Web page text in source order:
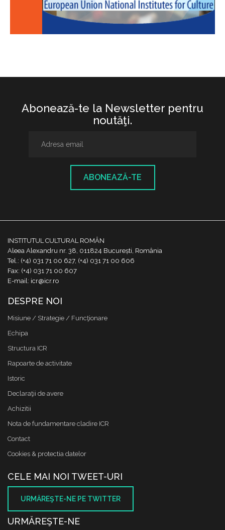
Abonează-te la Newsletter pentru
noutăţi.
ABONEAZĂ-TE
INSTITUTUL CULTURAL ROMÂN
Aleea Alexandru nr. 38, 011824 București, România
Tel.: (+4) 031 71 00 627, (+4) 031 71 00 606
Fax: (+4) 031 71 00 607
E-mail: icr@icr.ro
DESPRE NOI
Misiune / Strategie / Funcţionare
Echipa
Structura ICR
Rapoarte de activitate
Istoric
Declaraţii de avere
Achizitii
Nota de fundamentare cladire ICR
Contact
Cookies & protectia datelor
CELE MAI NOI TWEET-URI
URMĂREŞTE-NE PE TWITTER
URMĂREŞTE-NE